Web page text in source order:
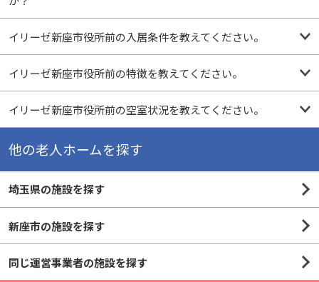
イリーゼ新座市役所前の入居条件を教えてください。
イリーゼ新座市役所前の特徴を教えてください。
イリーゼ新座市役所前の空室状況を教えてください。
他の老人ホームを探す
埼玉県の施設を探す
新座市の施設を探す
同じ運営事業者の施設を探す